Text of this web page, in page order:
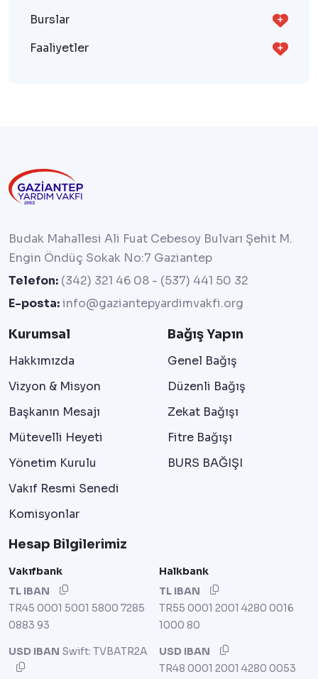
Burslar
Faaliyetler
Budak Mahallesi Ali Fuat Cebesoy Bulvarı Şehit M.
Engin Öndüç Sokak No:7 Gaziantep
Telefon: (342) 321 46 08 - (537) 441 50 32
E-posta:info@gaziantepyardimvakfi.org
Kurumsal
Hakkımızda
Vizyon & Misyon
Başkanın Mesajı
Mütevelli Heyeti
Yönetim Kurulu
Vakıf Resmi Senedi
Komisyonlar
Bağış Yapın
Genel Bağış
Düzenli Bağış
Zekat Bağışı
Fitre Bağışı
BURS BAĞIŞI
Hesap Bilgilerimiz
Vakıfbank
TL IBAN
TR45 0001 5001 5800 7285
0883 93
USD IBAN Swift: TVBATR2A
Halkbank
TL IBAN
TR55 0001 2001 4280 0016
1000 80
USD IBAN
TR48 0001 2001 4280 0053